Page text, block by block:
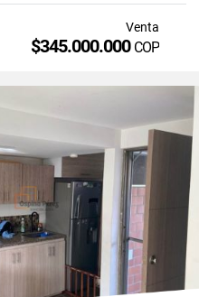
Venta
$345.000.000 COP